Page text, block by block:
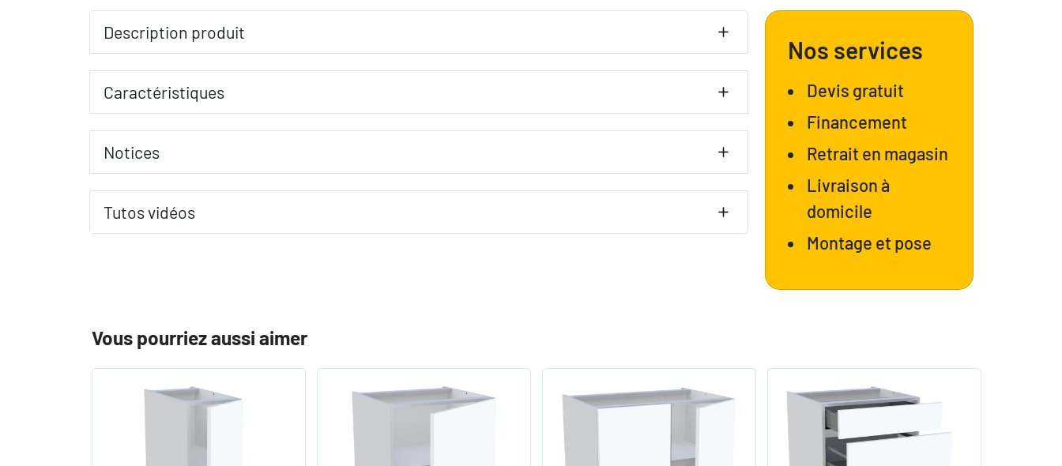
Description produit
Caractéristiques
Notices
Tutos vidéos
Nos services
Devis gratuit
Financement
Retrait en magasin
Livraison à
domicile
Montage et pose
Vous pourriez aussi aimer